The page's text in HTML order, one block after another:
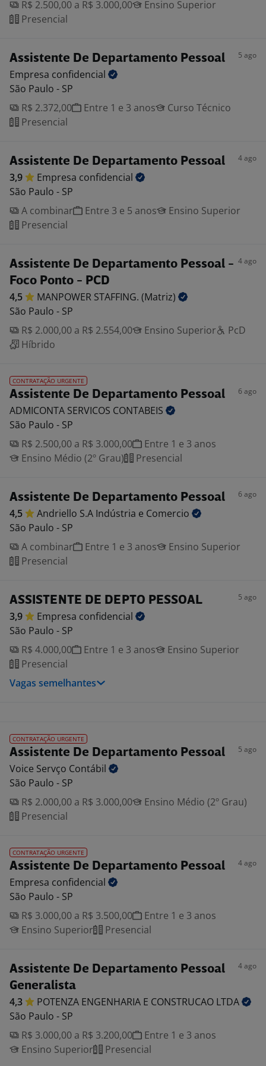
R$ 2.500,00 a R$ 3.000,00
Ensino Superior
Presencial
Assistente De Departamento Pessoal 5 ago
Empresa confidencial
São Paulo - SP
R$ 2.372,00
Entre 1 e 3 anos
Curso Técnico
Presencial
Assistente De Departamento Pessoal 4 ago
3,9 Empresa confidencial
São Paulo - SP
A combinar
Entre 3 e 5 anos
Ensino Superior
Presencial
Assistente De Departamento Pessoal -
Foco Ponto - PCD
4 ago
4,5 MANPOWER STAFFING. (Matriz)
São Paulo - SP
R$ 2.000,00 a R$ 2.554,00
Ensino Superior
PcD
Híbrido
CONTRATAÇÃO URGENTE
Assistente De Departamento Pessoal 6 ago
ADMICONTA SERVICOS CONTABEIS
São Paulo - SP
R$ 2.500,00 a R$ 3.000,00
Entre 1 e 3 anos
Ensino Médio (2º Grau)
Presencial
Assistente De Departamento Pessoal 6 ago
4,5 Andriello S.A Indústria e Comercio
São Paulo - SP
A combinar
Entre 1 e 3 anos
Ensino Superior
Presencial
ASSISTENTE DE DEPTO PESSOAL 5 ago
3,9 Empresa confidencial
São Paulo - SP
R$ 4.000,00
Entre 1 e 3 anos
Ensino Superior
Presencial
Vagas semelhantes
CONTRATAÇÃO URGENTE
Assistente De Departamento Pessoal 5 ago
Voice Servço Contábil
São Paulo - SP
R$ 2.000,00 a R$ 3.000,00
Ensino Médio (2º Grau)
Presencial
CONTRATAÇÃO URGENTE
Assistente De Departamento Pessoal 4 ago
Empresa confidencial
São Paulo - SP
R$ 3.000,00 a R$ 3.500,00
Entre 1 e 3 anos
Ensino Superior
Presencial
Assistente De Departamento Pessoal
Generalista
4 ago
4,3 POTENZA ENGENHARIA E CONSTRUCAO LTDA
São Paulo - SP
R$ 3.000,00 a R$ 3.200,00
Entre 1 e 3 anos
Ensino Superior
Presencial